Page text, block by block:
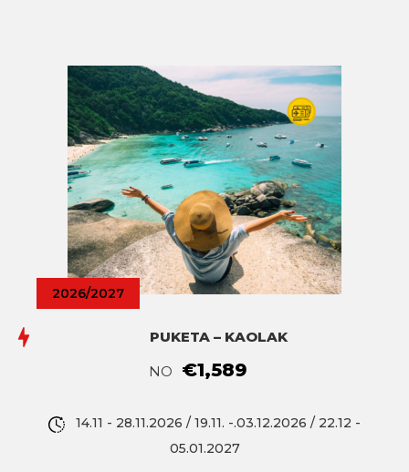
2026/2027
PUKETA – KAOLAK
NO
€1,589
14.11 - 28.11.2026 / 19.11. -.03.12.2026 / 22.12 -
05.01.2027